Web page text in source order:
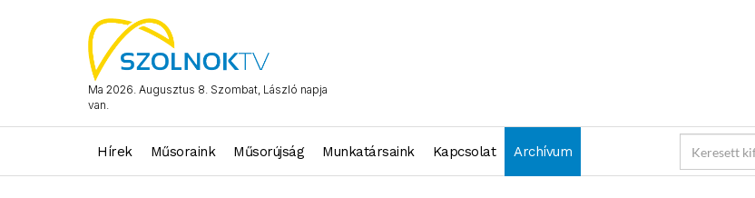
Ma 2026. Augusztus 8. Szombat, László napja
van.
Hírek Műsoraink Műsorújság Munkatársaink Kapcsolat Archívum